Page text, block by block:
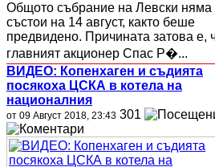
Общото събрание на Левски няма
състои на 14 август, както беше
предвидено. Причината затова е,
главният акционер Спас Р�...
ВИДЕО: Копенхаген и съдията
посякоха ЦСКА в котела на
националния
от 09 Август 2018, 23:43 301